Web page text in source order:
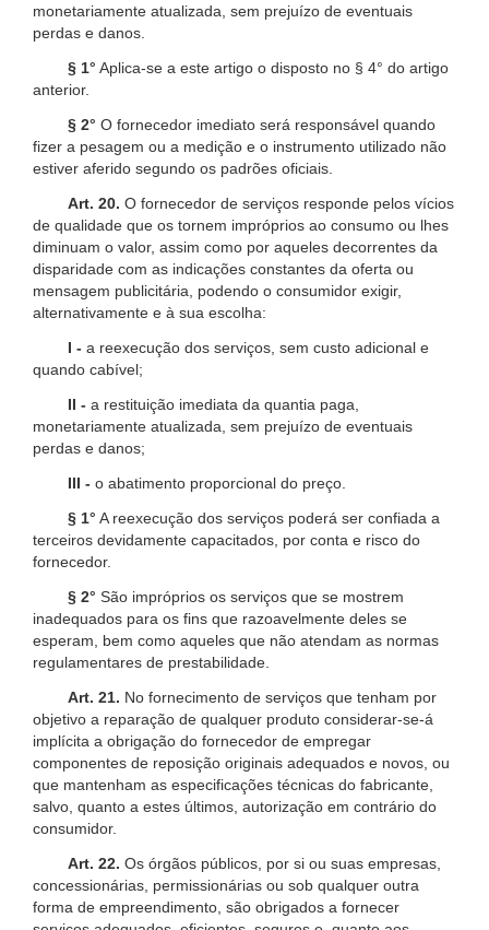
monetariamente atualizada, sem prejuízo de eventuais
perdas e danos.
§ 1° Aplica-se a este artigo o disposto no § 4° do artigo
anterior.
§ 2° O fornecedor imediato será responsável quando
fizer a pesagem ou a medição e o instrumento utilizado não
estiver aferido segundo os padrões oficiais.
Art. 20. O fornecedor de serviços responde pelos vícios
de qualidade que os tornem impróprios ao consumo ou lhes
diminuam o valor, assim como por aqueles decorrentes da
disparidade com as indicações constantes da oferta ou
mensagem publicitária, podendo o consumidor exigir,
alternativamente e à sua escolha:
I - a reexecução dos serviços, sem custo adicional e
quando cabível;
II - a restituição imediata da quantia paga,
monetariamente atualizada, sem prejuízo de eventuais
perdas e danos;
III - o abatimento proporcional do preço.
§ 1° A reexecução dos serviços poderá ser confiada a
terceiros devidamente capacitados, por conta e risco do
fornecedor.
§ 2° São impróprios os serviços que se mostrem
inadequados para os fins que razoavelmente deles se
esperam, bem como aqueles que não atendam as normas
regulamentares de prestabilidade.
Art. 21. No fornecimento de serviços que tenham por
objetivo a reparação de qualquer produto considerar-se-á
implícita a obrigação do fornecedor de empregar
componentes de reposição originais adequados e novos, ou
que mantenham as especificações técnicas do fabricante,
salvo, quanto a estes últimos, autorização em contrário do
consumidor.
Art. 22. Os órgãos públicos, por si ou suas empresas,
concessionárias, permissionárias ou sob qualquer outra
forma de empreendimento, são obrigados a fornecer